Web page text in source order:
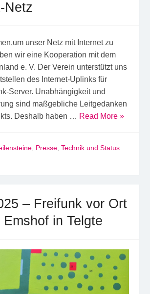
Netz
unser Netz mit Internet zu
wir eine Kooperation mit dem
e. V. Der Verein unterstützt uns
des Internet-Uplinks für
Server. Unabhängigkeit und
sind maßgebliche Leitgedanken
Deshalb haben … Read More »
, Presse, Technik und Status
– Freifunk vor Ort
in Telgte